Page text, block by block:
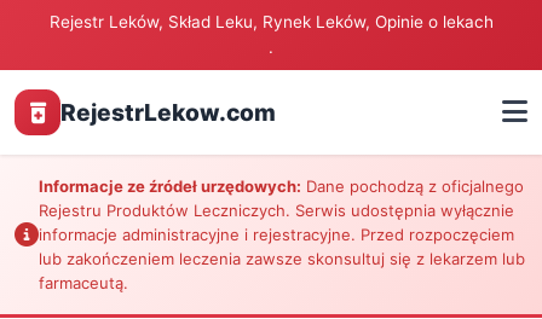
Rejestr Leków, Skład Leku, Rynek Leków, Opinie o lekach
.
RejestrLekow.com
Informacje ze źródeł urzędowych: Dane pochodzą z oficjalnego
Rejestru Produktów Leczniczych. Serwis udostępnia wyłącznie
informacje administracyjne i rejestracyjne. Przed rozpoczęciem
lub zakończeniem leczenia zawsze skonsultuj się z lekarzem lub
farmaceutą.